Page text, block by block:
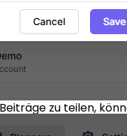
zu teilen,